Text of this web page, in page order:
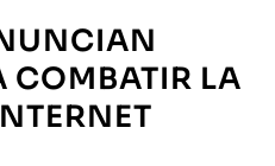
COMBATIR LA